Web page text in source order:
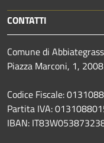
CONTATTI
Comune di
Piazza Marconi, 1,
Codice Fiscale:
Partita IVA:
IBAN: